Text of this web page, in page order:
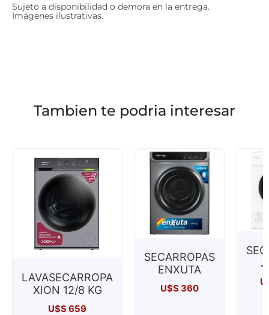
Sujeto a disponibilidad o demora en la entrega.
Imágenes ilustrativas.
Tambien te podria interesar
LAVASECARROPA
XION 12/8 KG
U$S659
SECARROPAS
ENXUTA
U$S 360